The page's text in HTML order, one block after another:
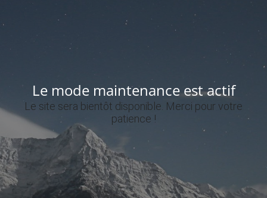
Le mode maintenance est actif
Le site sera bientôt disponible. Merci pour votre
patience !